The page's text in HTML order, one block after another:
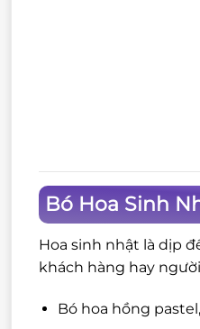
Bó Hoa Sinh
Hoa sinh nhật là dịp
khách hàng hay
Bó hoa hồng